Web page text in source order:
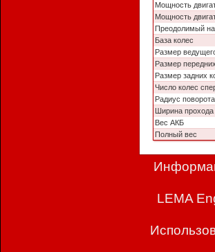
Мощность
Мощность
Преодолимый
База колес
Размер
Размер
Размер задних
Число колес
Радиус поворота
Ширина прохода
Вес АКБ
Полный вес
LEMA